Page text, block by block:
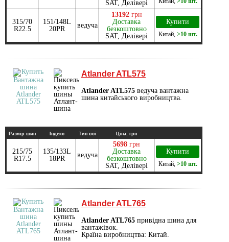
SAT, Делівері
315/70
R22.5
151/148L
20PR
ведуча
13192 грн
Доставка
безкоштовно
SAT, Делівері
Купити
Китай, >10 шт.
Atlander ATL575
Atlander ATL575 ведуча вантажна
шина китайського виробництва.
Размір шин Індекс Тип осі Ціна, грн
215/75
R17.5
135/133L
18PR
ведуча
5698 грн
Доставка
безкоштовно
SAT, Делівері
Купити
Китай, >10 шт.
Atlander ATL765
Atlander ATL765 привідна шина для
вантажівок.
Країна виробництва: Китай.